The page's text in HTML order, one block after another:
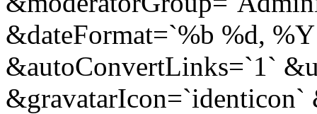
&dateFormat=`%b %d,
&autoConvertLinks=`1`
&gravatarIcon=`identicon`